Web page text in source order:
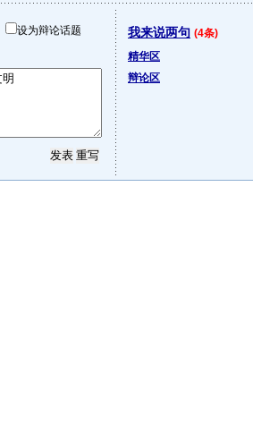
设为辩论话题 我来说两句 (4条)
精华区
辩论区